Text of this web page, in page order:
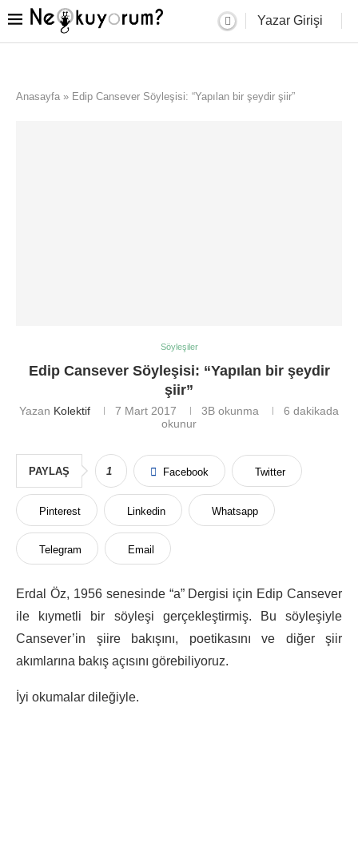
Yazar Girişi
Anasayfa » Edip Cansever Söyleşisi: “Yapılan bir şeydir şiir”
Söyleşiler
Edip Cansever Söyleşisi: “Yapılan bir şeydir
şiir”
Yazan Kolektif 7 Mart 2017 3B okunma
6 dakikada
okunur
PAYLAŞ 1 Facebook Twitter
Pinterest Linkedin Whatsapp
Telegram Email
Erdal Öz, 1956 senesinde “a” Dergisi için Edip Cansever
ile kıymetli bir söyleşi gerçekleştirmiş. Bu söyleşiyle
Cansever’in şiire bakışını, poetikasını ve diğer şiir
akımlarına bakış açısını görebiliyoruz.
İyi okumalar dileğiyle.